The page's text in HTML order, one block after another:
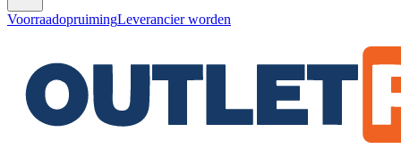
VoorraadopruimingLeverancier worden